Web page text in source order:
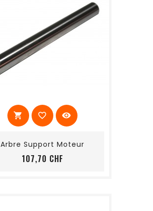
shopping_cart favorite_border visibility
Arbre Support Moteur
107,70 CHF